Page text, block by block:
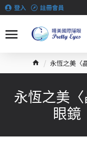
登入 註冊會員
永恆之美〈
永恆之美
眼鏡